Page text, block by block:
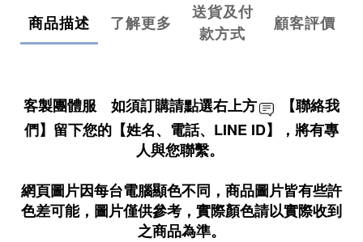
商品描述 了解更多
送貨及付
款方式
顧客評價
客製團體服 如須訂購請點選右上方
【聯絡我
們】留下您的【姓名、電話、LINE ID】，將有專
人與您聯繫。
網頁圖片因每台電腦顯色不同，商品圖片皆有些許
色差可能，圖片僅供參考，實際顏色請以實際收到
之商品為準。